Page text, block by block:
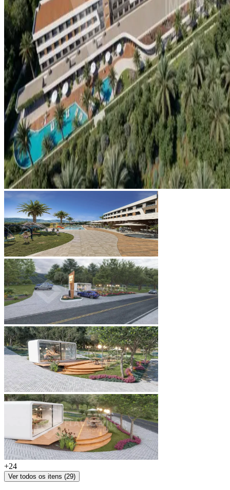
+24
Ver todos os itens (29)